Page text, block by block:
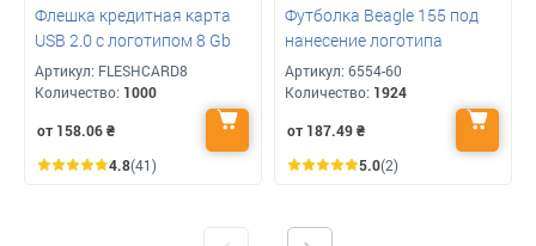
Флешка кредитная карта
USB 2.0 с логотипом 8 Gb
Артикул: FLESHCARD8
Количество: 1000
от 158.06₴
4.8(41)
Футболка Beagle 155 под
нанесение логотипа
Артикул: 6554-60
Количество: 1924
от 187.49₴
5.0(2)